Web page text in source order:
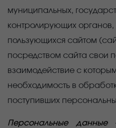
муниципальных,
контролирующих
пользующихся сайтом
посредством сайта свои
взаимодействие с
необходимость в
поступивших
Персональные данные